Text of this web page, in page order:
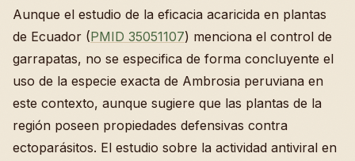
Aunque el estudio de la eficacia acaricida en plantas
de Ecuador (PMID 35051107) menciona el control de
garrapatas, no se especifica de forma concluyente el
uso de la especie exacta de Ambrosia peruviana en
este contexto, aunque sugiere que las plantas de la
región poseen propiedades defensivas contra
ectoparásitos. El estudio sobre la actividad antiviral en